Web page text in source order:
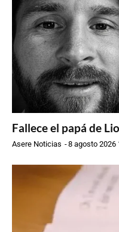
Fallece el papá de
Asere Noticias -8 agosto 2026